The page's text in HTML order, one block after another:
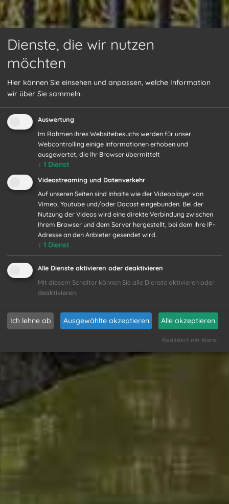
Parks &
Gärten
der Oberlausitz
Dienste, die wir nutzen
möchten
Hier können Sie einsehen und anpassen, welche Information
wir über Sie sammeln.
Auswertung
Im Rahmen ihres Websitebesuchs werden für unser
Webcontrolling einige Informationen erhoben und
ausgewertet, die Ihr Browser übermittelt
↓ 1 Dienst
Videostreaming und Datenverkehr
Auf unseren Seiten sind Inhalte wie der Videoplayer von
Vimeo, Youtube und/oder Dacast eingebunden. Bei der
Nutzung der Videos wird eine direkte Verbindung zwischen
Ihrem Browser und dem Server hergestellt, bei dem Ihre IP-
Adresse an den Anbieter gesendet wird.
↓ 1 Dienst
Alle Dienste aktivieren oder deaktivieren
Mit diesem Schalter können Sie alle Dienste aktivieren oder
deaktivieren.
Ich lehne ab Ausgewählte akzeptieren Alle akzeptieren
Realisiert mit Klaro!